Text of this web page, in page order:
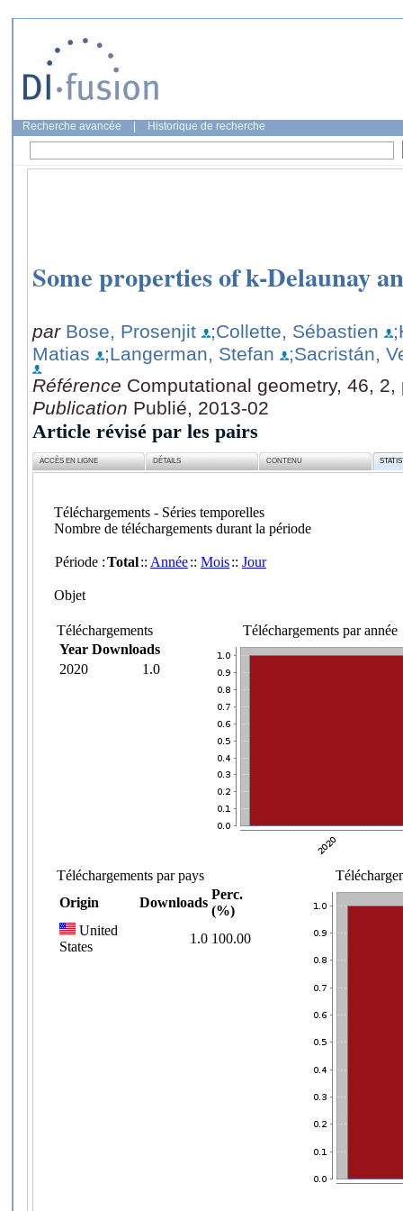
Recherche avancée Historique de recherche
Some properties of k-Delaunay
par Bose, Prosenjit ;Collette, Sébastien
Matias
;Langerman, Stefan
;Sacristán,
Référence Computational geometry, 46,
Publication Publié, 2013-02
Article révisé par les pairs
ACCÈS EN LIGNE DÉTAILS CONTENU